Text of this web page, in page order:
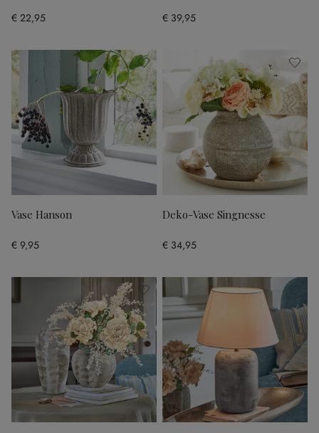
€ 22,95 € 39,95
Vase Hanson
€ 9,95
Deko-Vase Singnesse
€ 34,95